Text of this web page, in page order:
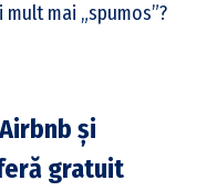
mai „spumos”?
și
gratuit